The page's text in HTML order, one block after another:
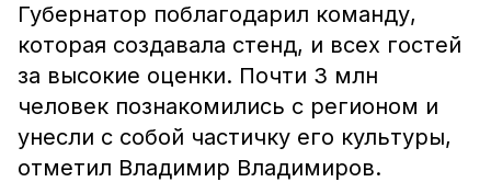
Губернатор поблагодарил команду,
которая создавала стенд, и всех гостей
за высокие оценки. Почти 3 млн
человек познакомились с регионом и
унесли с собой частичку его культуры,
отметил Владимир Владимиров.